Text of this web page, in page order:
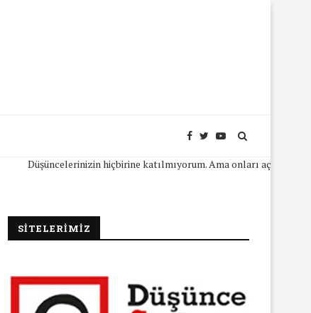
Düşüncelerinizin hiçbirine katılmıyorum. Ama onları açıkça ifade
SİTELERİMİZ